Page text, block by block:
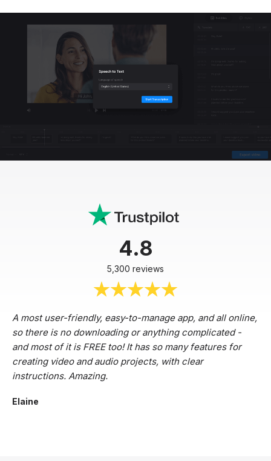
4.8
5,300 reviews
A most user-friendly, easy-to-manage app, and all online,
so there is no downloading or anything complicated -
and most of it is FREE too! It has so many features for
creating video and audio projects, with clear
instructions. Amazing.
Elaine